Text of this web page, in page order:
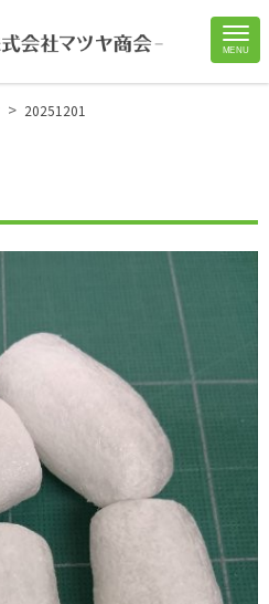
MENU
> 20251201